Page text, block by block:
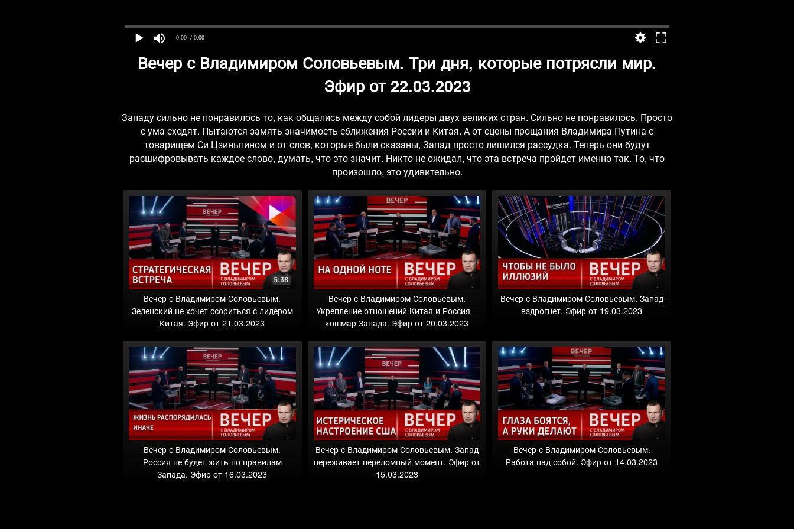
0:00 / 0:00
Вечер с Владимиром Соловьевым. Три дня, которые потрясли мир.
Эфир от 22.03.2023
Западу сильно не понравилось то, как общались между собой лидеры двух великих стран. Сильно не понравилось. Просто
с ума сходят. Пытаются замять значимость сближения России и Китая. А от сцены прощания Владимира Путина с
товарищем Си Цзиньпином и от слов, которые были сказаны, Запад просто лишился рассудка. Теперь они будут
расшифровывать каждое слово, думать, что это значит. Никто не ожидал, что эта встреча пройдет именно так. То, что
произошло, это удивительно.
Вечер с Владимиром Соловьевым.
Зеленский не хочет ссориться с лидером
Китая. Эфир от 21.03.2023
Вечер с Владимиром Соловьевым.
Укрепление отношений Китая и Россия –
кошмар Запада. Эфир от 20.03.2023
Вечер с Владимиром Соловьевым. Запад
вздрогнет. Эфир от 19.03.2023
Вечер с Владимиром Соловьевым.
Россия не будет жить по правилам
Запада. Эфир от 16.03.2023
Вечер с Владимиром Соловьевым. Запад
переживает переломный момент. Эфир от
15.03.2023
Вечер с Владимиром Соловьевым.
Работа над собой. Эфир от 14.03.2023